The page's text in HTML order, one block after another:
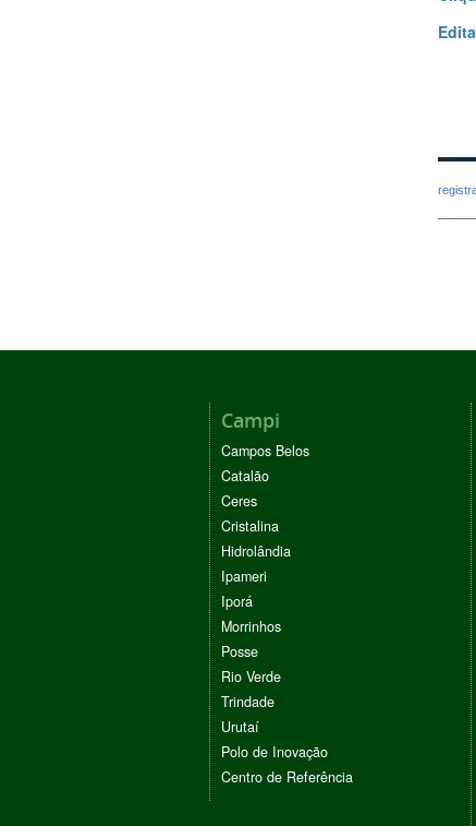
Campi
Campos Belos
Catalão
Ceres
Cristalina
Hidrolândia
Ipameri
Iporá
Morrinhos
Posse
Rio Verde
Trindade
Urutaí
Polo de Inovação
Centro de Referência